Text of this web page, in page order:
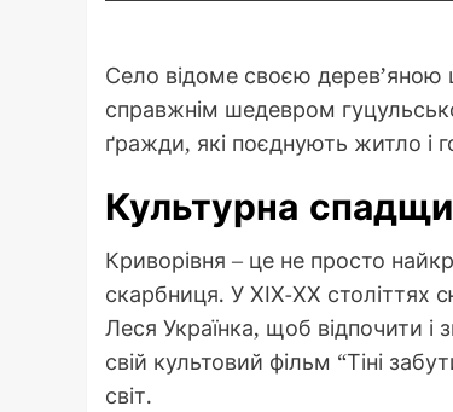
Село відоме своєю дерев’яною
справжнім шедевром
ґражди, які поєднують житло і
Культурна
Криворівня – це не просто
скарбниця. У ХІХ-ХХ
Леся Українка, щоб відпочити
свій культовий фільм “Тіні
світ.